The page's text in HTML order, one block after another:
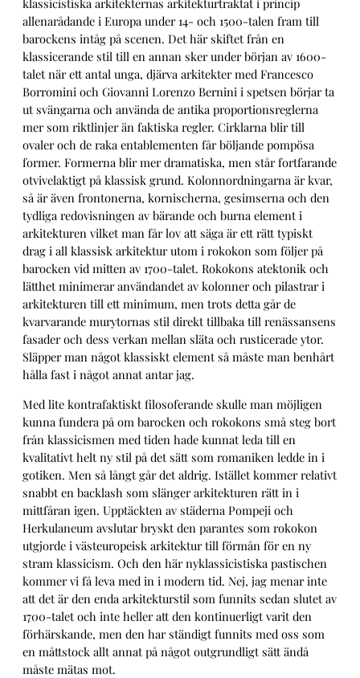
klassicistiska arkitekternas arkitekturtraktat i princip
allenarådande i Europa under 14- och 1500-talen fram till
barockens intåg på scenen. Det här skiftet från en
klassicerande stil till en annan sker under början av 1600-
talet när ett antal unga, djärva arkitekter med Francesco
Borromini och Giovanni Lorenzo Bernini i spetsen börjar ta
ut svängarna och använda de antika proportionsreglerna
mer som riktlinjer än faktiska regler. Cirklarna blir till
ovaler och de raka entablementen får böljande pompösa
former. Formerna blir mer dramatiska, men står fortfarande
otvivelaktigt på klassisk grund. Kolonnordningarna är kvar,
så är även frontonerna, kornischerna, gesimserna och den
tydliga redovisningen av bärande och burna element i
arkitekturen vilket man får lov att säga är ett rätt typiskt
drag i all klassisk arkitektur utom i rokokon som följer på
barocken vid mitten av 1700-talet. Rokokons atektonik och
lätthet minimerar användandet av kolonner och pilastrar i
arkitekturen till ett minimum, men trots detta går de
kvarvarande murytornas stil direkt tillbaka till renässansens
fasader och dess verkan mellan släta och rusticerade ytor.
Släpper man något klassiskt element så måste man benhårt
hålla fast i något annat antar jag.
Med lite kontrafaktiskt filosoferande skulle man möjligen
kunna fundera på om barocken och rokokons små steg bort
från klassicismen med tiden hade kunnat leda till en
kvalitativt helt ny stil på det sätt som romaniken ledde in i
gotiken. Men så långt går det aldrig. Istället kommer relativt
snabbt en backlash som slänger arkitekturen rätt in i
mittfåran igen. Upptäckten av städerna Pompeji och
Herkulaneum avslutar bryskt den parantes som rokokon
utgjorde i västeuropeisk arkitektur till förmån för en ny
stram klassicism. Och den här nyklassicistiska pastischen
kommer vi få leva med in i modern tid. Nej, jag menar inte
att det är den enda arkitekturstil som funnits sedan slutet av
1700-talet och inte heller att den kontinuerligt varit den
förhärskande, men den har ständigt funnits med oss som
en måttstock allt annat på något outgrundligt sätt ändå
måste mätas mot.